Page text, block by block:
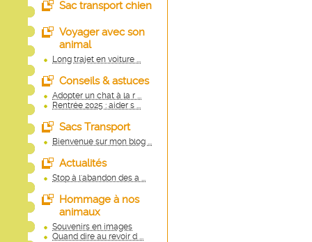
Sac transport chien
Voyager avec son
animal
Long trajet en voiture ...
Conseils & astuces
Adopter un chat à la r ...
Rentrée 2025 : aider s ...
Sacs Transport
Bienvenue sur mon blog ...
Actualités
Stop à l'abandon des a ...
Hommage à nos
animaux
Souvenirs en images
Quand dire au revoir d ...